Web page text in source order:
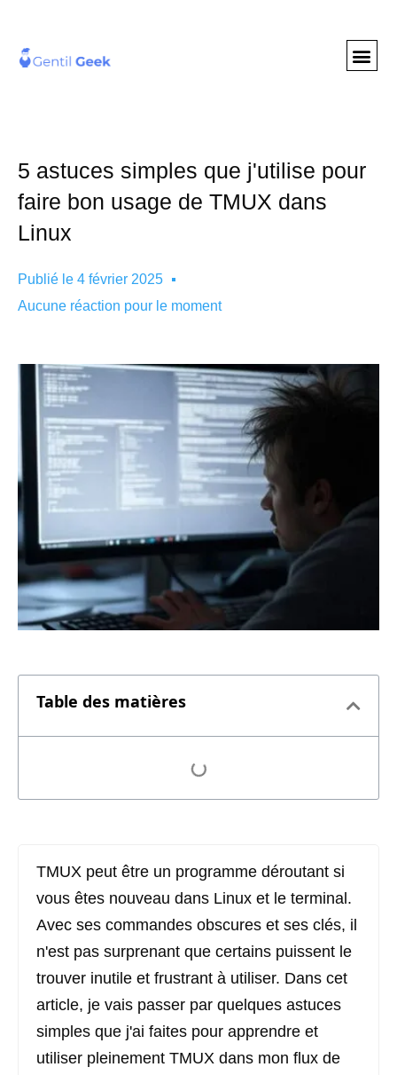
5 astuces simples que j'utilise pour
faire bon usage de TMUX dans
Linux
Publié le 4 février 2025
Aucune réaction pour le moment
Table des matières
TMUX peut être un programme déroutant si
vous êtes nouveau dans Linux et le terminal.
Avec ses commandes obscures et ses clés, il
n'est pas surprenant que certains puissent le
trouver inutile et frustrant à utiliser. Dans cet
article, je vais passer par quelques astuces
simples que j'ai faites pour apprendre et
utiliser pleinement TMUX dans mon flux de